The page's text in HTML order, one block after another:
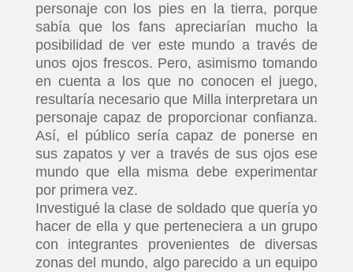
TECNOVITOS
T-
PLUS
EVENTOS
personaje con los pies en la tierra, porque
sabía que los fans apreciarían mucho la
posibilidad de ver este mundo a través de
unos ojos frescos. Pero, asimismo tomando
en cuenta a los que no conocen el juego,
resultaría necesario que Milla interpretara un
personaje capaz de proporcionar confianza.
Así, el público sería capaz de ponerse en
sus zapatos y ver a través de sus ojos ese
mundo que ella misma debe experimentar
por primera vez.
Investigué la clase de soldado que quería yo
hacer de ella y que perteneciera a un grupo
con integrantes provenientes de diversas
zonas del mundo, algo parecido a un equipo